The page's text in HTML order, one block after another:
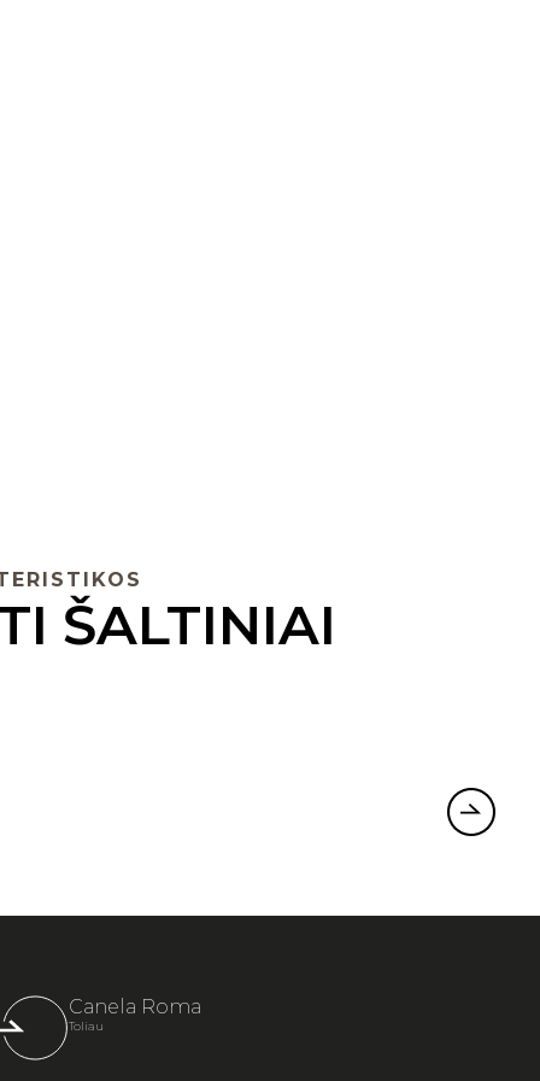
ŠALTINIAI
Canela Roma
Toliau